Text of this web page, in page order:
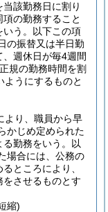
該勤務日に割り
の勤務すること
いう。以下この項
の振替又は半日勤
週休日が毎4週間
規の勤務時間を割
ようにするものと
より、職員から早
かじめ定められた
勤務をいう。以
場合には、公務の
ところにより、
させるものとす
縮)